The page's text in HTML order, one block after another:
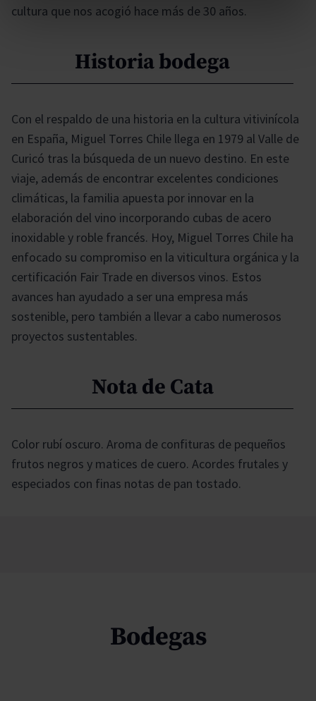
cultura que nos acogió hace más de 30 años.
Historia bodega
Con el respaldo de una historia en la cultura vitivinícola
en España, Miguel Torres Chile llega en 1979 al Valle de
Curicó tras la búsqueda de un nuevo destino. En este
viaje, además de encontrar excelentes condiciones
climáticas, la familia apuesta por innovar en la
elaboración del vino incorporando cubas de acero
inoxidable y roble francés. Hoy, Miguel Torres Chile ha
enfocado su compromiso en la viticultura orgánica y la
certificación Fair Trade en diversos vinos. Estos
avances han ayudado a ser una empresa más
sostenible, pero también a llevar a cabo numerosos
proyectos sustentables.
Nota de Cata
Color rubí oscuro. Aroma de confituras de pequeños
frutos negros y matices de cuero. Acordes frutales y
especiados con finas notas de pan tostado.
Bodegas